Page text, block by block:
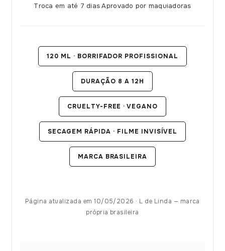
Troca em até 7 dias·Aprovado por maquiadoras
120 ML · BORRIFADOR PROFISSIONAL
DURAÇÃO 8 A 12H
CRUELTY-FREE · VEGANO
SECAGEM RÁPIDA · FILME INVISÍVEL
MARCA BRASILEIRA
Página atualizada em 10/05/2026 · L de Linda — marca
própria brasileira